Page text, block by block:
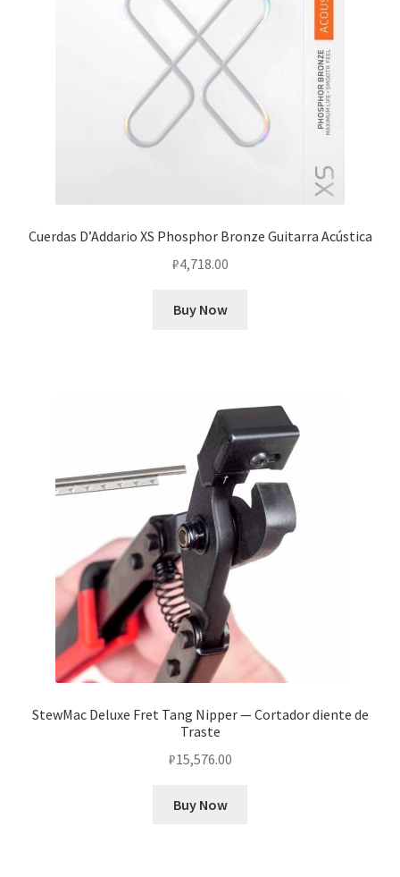
Cuerdas D’Addario XS Phosphor Bronze Guitarra Acústica
₽4,718.00
Buy Now
StewMac Deluxe Fret Tang Nipper — Cortador diente de
Traste
₽15,576.00
Buy Now